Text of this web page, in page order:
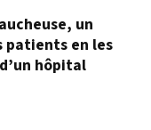
un
patients en les
hôpital